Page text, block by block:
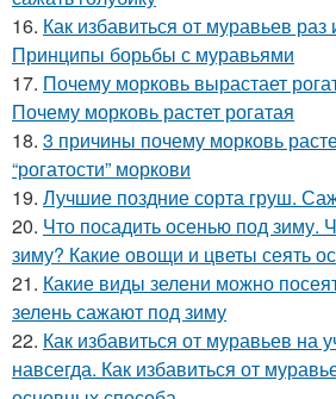
16. Как избавиться от муравьев раз
Принципы борьбы с муравьями
17. Почему морковь вырастает
Почему морковь растет рогатая
18. 3 причины почему морковь
“рогатости” моркови
19. Лучшие поздние сорта груш.
20. Что посадить осенью под зиму.
зиму? Какие овощи и цветы сеять
21. Какие виды зелени можно
зелень сажают под зиму
22. Как избавиться от муравьев на
навсегда. Как избавиться от